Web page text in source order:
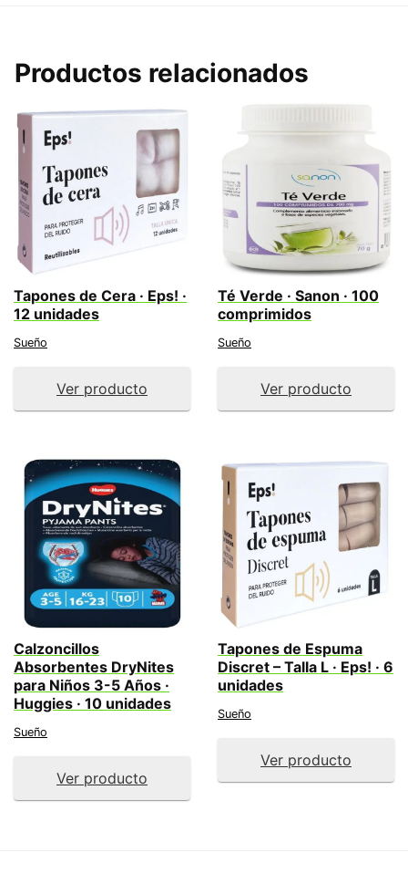
Productos relacionados
Tapones de Cera · Eps! ·
12 unidades
Sueño
Ver producto
Té Verde · Sanon · 100
comprimidos
Sueño
Ver producto
Calzoncillos
Absorbentes DryNites
para Niños 3-5 Años ·
Huggies · 10 unidades
Sueño
Ver producto
Tapones de Espuma
Discret – Talla L · Eps! · 6
unidades
Sueño
Ver producto